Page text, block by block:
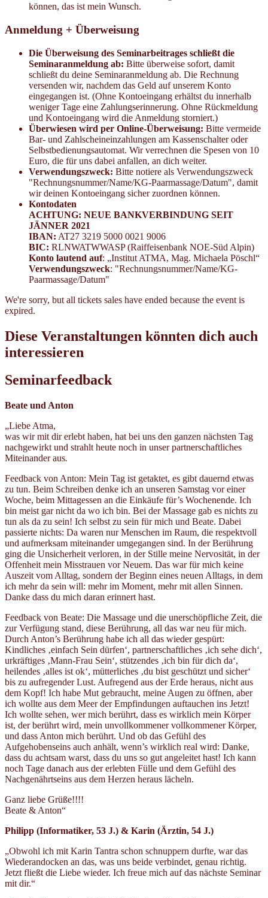
können, das ist mein Wunsch.
Anmeldung + Überweisung
Die Überweisung des Seminarbeitrages schließt die
Seminaranmeldung ab: Bitte überweise sofort, damit
schließt du deine Seminaranmeldung ab. Die Rechnung
versenden wir, nachdem das Geld auf unserem Konto
eingegangen ist. (Ohne Kontoeingang erhältst du innerhalb
weniger Tage eine Zahlungserinnerung. Ohne Rückmeldung
und Kontoeingang wird die Anmeldung storniert.)
Überwiesen wird per Online-Überweisung: Bitte vermeide
Bar- und Zahlscheineinzahlungen am Kassenschalter oder
Selbstbedienungsautomat. Wir verrechnen die Spesen von 10
Euro, die für uns dabei anfallen, an dich weiter.
Verwendungszweck: Bitte notiere als Verwendungszweck
"Rechnungsnummer/Name/KG-Paarmassage/Datum", damit
wir deinen Kontoeingang sicher zuordnen können.
Kontodaten
ACHTUNG: NEUE BANKVERBINDUNG SEIT
JÄNNER 2021
IBAN: AT27 3219 5000 0021 9006
BIC: RLNWATWWASP (Raiffeisenbank NOE-Süd Alpin)
Konto lautend auf: „Institut ATMA, Mag. Michaela Pöschl“
Verwendungszweck: "Rechnungsnummer/Name/KG-
Paarmassage/Datum"
We're sorry, but all tickets sales have ended because the event is
expired.
Diese Veranstaltungen könnten dich auch
interessieren
Seminarfeedback
Beate und Anton
„Liebe Atma,
was wir mit dir erlebt haben, hat bei uns den ganzen nächsten Tag
nachgewirkt und strahlt heute noch in unser partnerschaftliches
Miteinander aus.
Feedback von Anton: Mein Tag ist getaktet, es gibt dauernd etwas
zu tun. Beim Schreiben denke ich an unseren Samstag vor einer
Woche, beim Mittagessen an die Einkäufe für’s Wochenende. Ich
bin meist gar nicht da wo ich bin. Bei der Massage gab es nichts zu
tun als da zu sein! Ich selbst zu sein für mich und Beate. Dabei
passierte nichts: Da waren nur Menschen im Raum, die respektvoll
und aufmerksam miteinander umgegangen sind. In der Berührung
ging die Unsicherheit verloren, in der Stille meine Nervosität, in der
Offenheit mein Misstrauen vor Neuem. Das war für mich keine
Auszeit vom Alltag, sondern der Beginn eines neuen Alltags, in dem
ich mehr da sein will: mehr im Moment, mehr mit allen Sinnen.
Danke dass du mich daran erinnert hast.
Feedback von Beate: Die Massage und die unerschöpfliche Zeit, die
zur Verfügung stand, diese Berührung, all das war neu für mich.
Durch Anton’s Berührung habe ich all das wieder gespürt:
Kindliches ‚einfach Sein dürfen‘, partnerschaftliches ‚ich sehe dich‘,
urkräftiges ‚Mann-Frau Sein‘, stützendes ‚ich bin für dich da‘,
heilendes ‚alles ist ok‘, mütterliches ‚du bist geschützt und sicher‘
bis zu aufregender Lust. Aufregend aus der Erde heraus, nicht aus
dem Kopf! Ich habe Mut gebraucht, meine Augen zu öffnen, aber
ich wollte aus dem Meer der Empfindungen auftauchen ins Jetzt!
Ich wollte sehen, wer mich berührt, dass es wirklich mein Körper
ist, der berührt wird, mein unvollkommener vollkommener Körper,
und dass Anton mich berührt. Und ob das Gefühl des
Aufgehobenseins auch anhält, wenn’s wirklich real wird: Danke,
dass du achtsam warst, dass du uns so gut angeleitet hast! Ich kann
noch Tage danach aus der erlebten Fülle und dem Gefühl des
Nachgenährtseins aus dem Herzen heraus lächeln.
Ganz liebe Grüße!!!!
Beate & Anton“
Philipp (Informatiker, 53 J.) & Karin (Ärztin, 54 J.)
„Obwohl ich mit Karin Tantra schon schnuppern durfte, war das
Wiederandocken an das, was uns beide verbindet, genau richtig.
Jetzt fließt die Liebe wieder. Ich freue mich auf das nächste Seminar
mit dir.“